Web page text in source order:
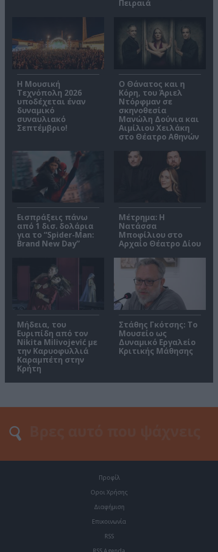
Πειραιά
Η Μουσική
Τεχνόπολη 2026
υποδέχεται έναν
δυναμικό
συναυλιακό
Σεπτέμβριο!
Ο Θάνατος και η
Κόρη, του Άριελ
Ντόρφμαν σε
σκηνοθεσία
Μανώλη Δούνια και
Αιμίλιου Χειλάκη
στο Θέατρο Αθηνών
Εισπράξεις πάνω
από 1 δισ. δολάρια
για το “Spider-Man:
Brand New Day”
Μέτρημα: Η
Νατάσσα
Μποφίλιου στο
Αρχαίο Θέατρο Δίου
Μήδεια, του
Ευριπίδη από τον
Nikita Milivojević με
την Καρυοφυλλιά
Καραμπέτη στην
Κρήτη
Στάθης Γκότσης: Το
Μουσείο ως
Δυναμικό Εργαλείο
Κριτικής Μάθησης
Προφίλ
Οροι Χρήσης
Διαφήμιση
Επικοινωνία
RSS